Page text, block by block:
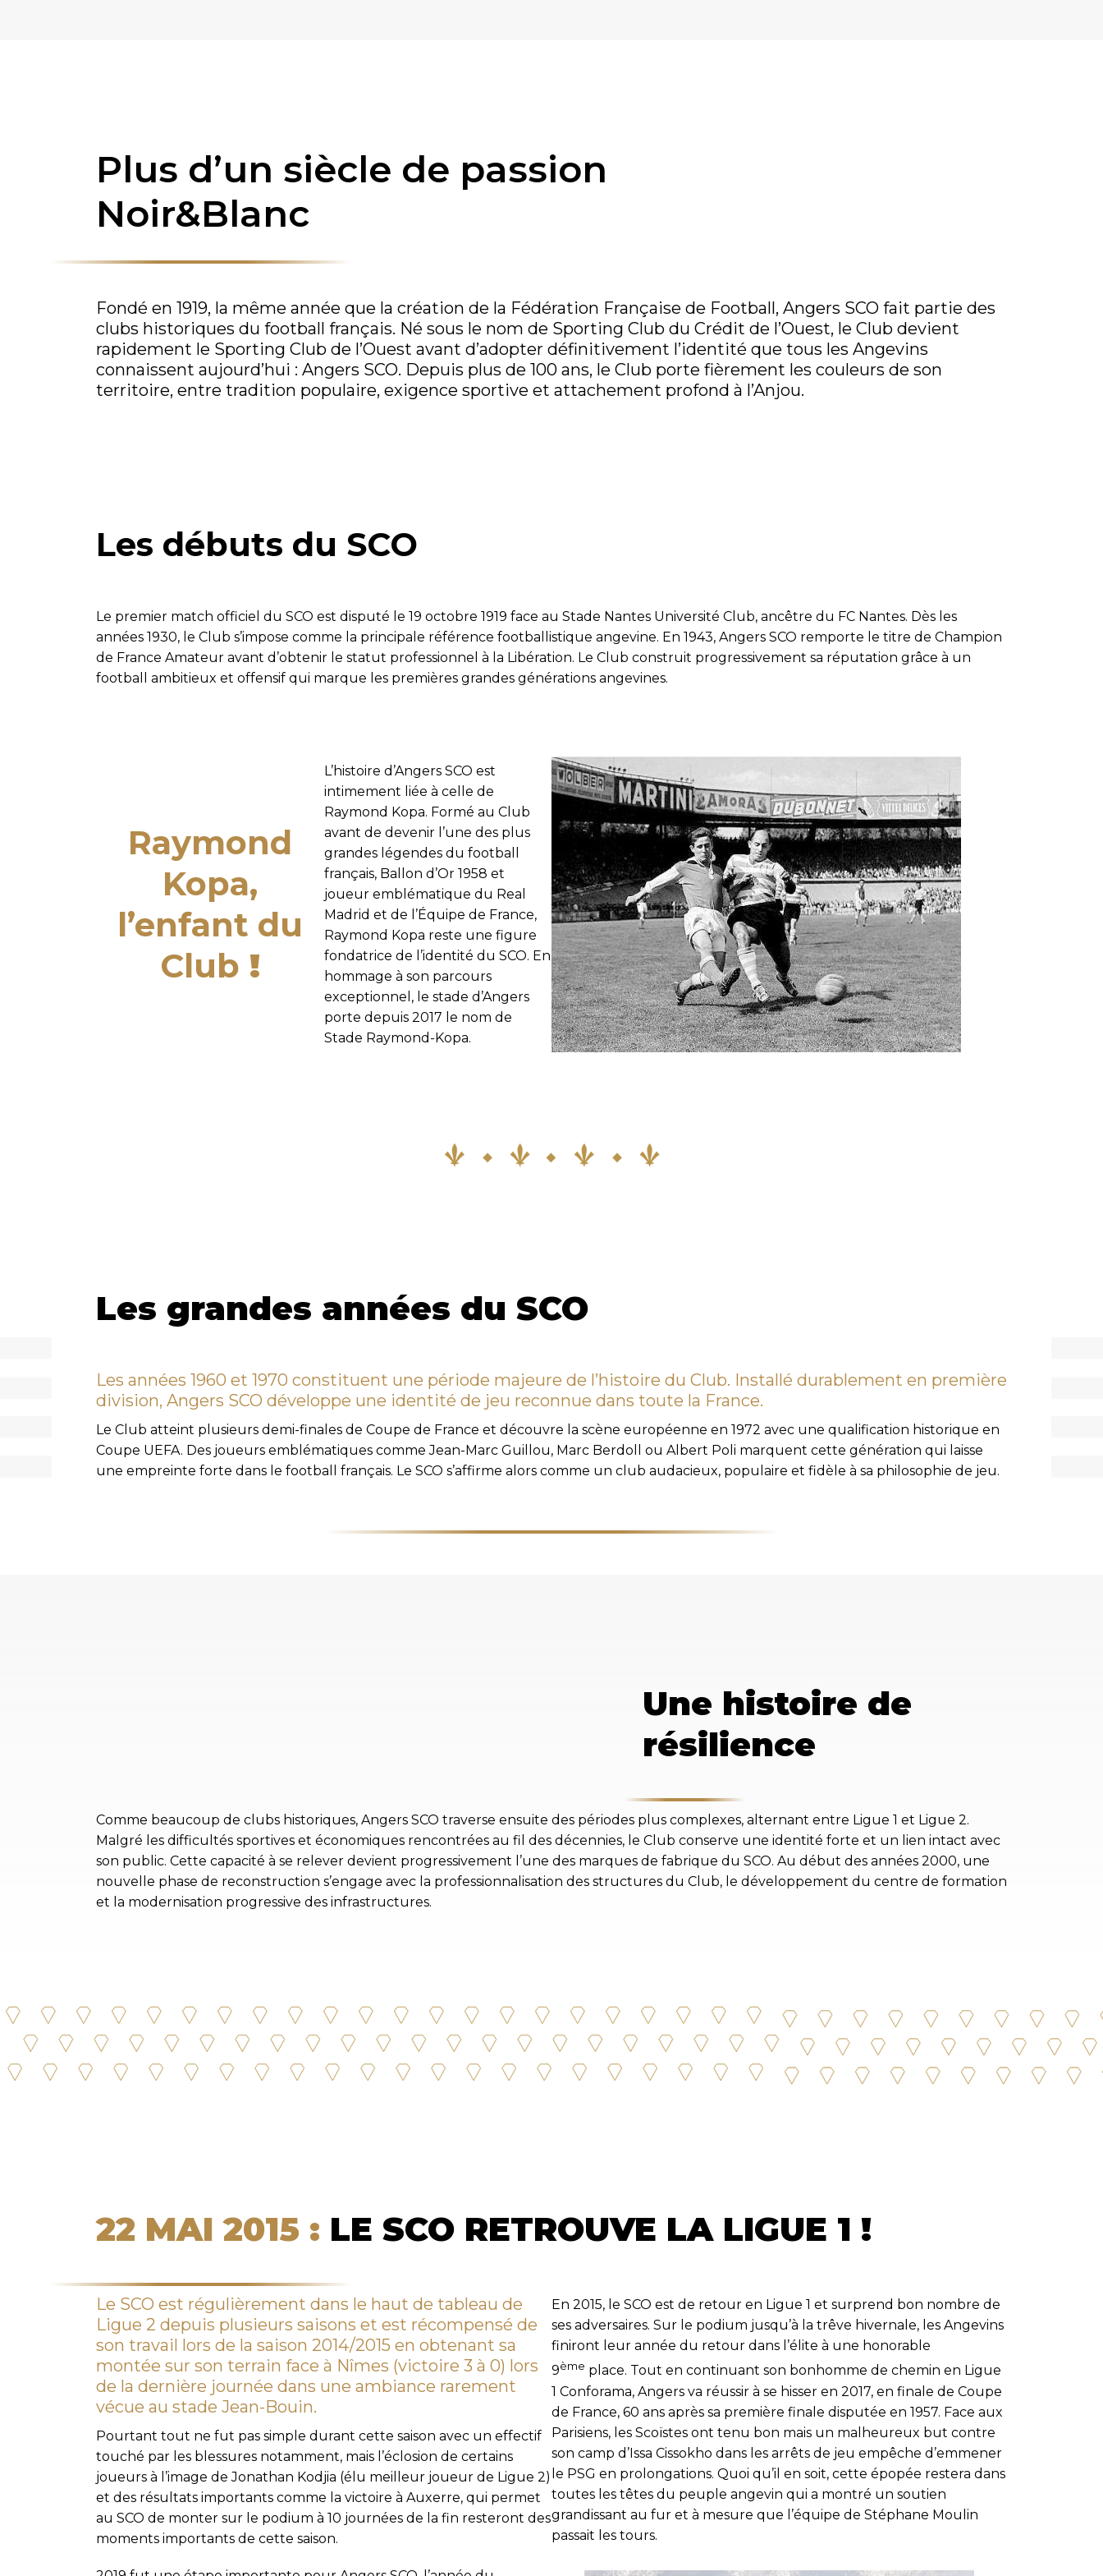
Plus d’un siècle de passion
Noir&Blanc
Fondé en 1919, la même année que la création de la Fédération Française de Football, Angers SCO fait partie des
clubs historiques du football français. Né sous le nom de Sporting Club du Crédit de l’Ouest, le Club devient
rapidement le Sporting Club de l’Ouest avant d’adopter définitivement l’identité que tous les Angevins
connaissent aujourd’hui : Angers SCO. Depuis plus de 100 ans, le Club porte fièrement les couleurs de son
territoire, entre tradition populaire, exigence sportive et attachement profond à l’Anjou.
Les débuts du SCO
Le premier match officiel du SCO est disputé le 19 octobre 1919 face au Stade Nantes Université Club, ancêtre du FC Nantes. Dès les
années 1930, le Club s’impose comme la principale référence footballistique angevine. En 1943, Angers SCO remporte le titre de Champion
de France Amateur avant d’obtenir le statut professionnel à la Libération. Le Club construit progressivement sa réputation grâce à un
football ambitieux et offensif qui marque les premières grandes générations angevines.
Raymond
Kopa,
l’enfant du
Club !
L’histoire d’Angers SCO est
intimement liée à celle de
Raymond Kopa. Formé au Club
avant de devenir l’une des plus
grandes légendes du football
français, Ballon d’Or 1958 et
joueur emblématique du Real
Madrid et de l’Équipe de France,
Raymond Kopa reste une figure
fondatrice de l’identité du SCO. En
hommage à son parcours
exceptionnel, le stade d’Angers
porte depuis 2017 le nom de
Stade Raymond-Kopa.
Les grandes années du SCO
Les années 1960 et 1970 constituent une période majeure de l’histoire du Club. Installé durablement en première
division, Angers SCO développe une identité de jeu reconnue dans toute la France.
Le Club atteint plusieurs demi-finales de Coupe de France et découvre la scène européenne en 1972 avec une qualification historique en
Coupe UEFA. Des joueurs emblématiques comme Jean-Marc Guillou, Marc Berdoll ou Albert Poli marquent cette génération qui laisse
une empreinte forte dans le football français. Le SCO s’affirme alors comme un club audacieux, populaire et fidèle à sa philosophie de jeu.
Une histoire de
résilience
Comme beaucoup de clubs historiques, Angers SCO traverse ensuite des périodes plus complexes, alternant entre Ligue 1 et Ligue 2.
Malgré les difficultés sportives et économiques rencontrées au fil des décennies, le Club conserve une identité forte et un lien intact avec
son public. Cette capacité à se relever devient progressivement l’une des marques de fabrique du SCO. Au début des années 2000, une
nouvelle phase de reconstruction s’engage avec la professionnalisation des structures du Club, le développement du centre de formation
et la modernisation progressive des infrastructures.
22 MAI 2015 : LE SCO RETROUVE LA LIGUE 1 !
Le SCO est régulièrement dans le haut de tableau de
Ligue 2 depuis plusieurs saisons et est récompensé de
son travail lors de la saison 2014/2015 en obtenant sa
montée sur son terrain face à Nîmes (victoire 3 à 0) lors
de la dernière journée dans une ambiance rarement
vécue au stade Jean-Bouin.
Pourtant tout ne fut pas simple durant cette saison avec un effectif
touché par les blessures notamment, mais l’éclosion de certains
joueurs à l’image de Jonathan Kodjia (élu meilleur joueur de Ligue 2)
et des résultats importants comme la victoire à Auxerre, qui permet
au SCO de monter sur le podium à 10 journées de la fin resteront des
moments importants de cette saison.
En 2015, le SCO est de retour en Ligue 1 et surprend bon nombre de
ses adversaires. Sur le podium jusqu’à la trêve hivernale, les Angevins
finiront leur année du retour dans l’élite à une honorable
9ème place. Tout en continuant son bonhomme de chemin en Ligue
1 Conforama, Angers va réussir à se hisser en 2017, en finale de Coupe
de France, 60 ans après sa première finale disputée en 1957. Face aux
Parisiens, les Scoïstes ont tenu bon mais un malheureux but contre
son camp d’Issa Cissokho dans les arrêts de jeu empêche d’emmener
le PSG en prolongations. Quoi qu’il en soit, cette épopée restera dans
toutes les têtes du peuple angevin qui a montré un soutien
grandissant au fur et à mesure que l’équipe de Stéphane Moulin
passait les tours.